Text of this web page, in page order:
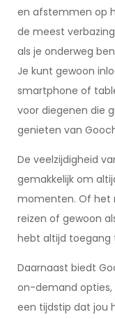
en afstemmen op
de meest
als je onderweg
Je kunt gewoon
smartphone of
voor diegenen die
genieten van
De veelzijdigheid
gemakkelijk om
momenten. Of het
reizen of gewoon
hebt altijd toegang
Daarnaast biedt
on-demand opties,
een tijdstip dat jou